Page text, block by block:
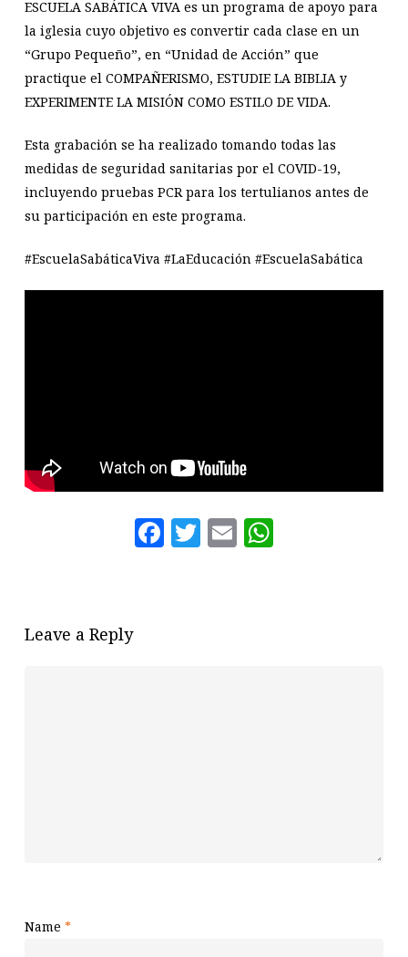
ESCUELA SABÁTICA VIVA es un programa de apoyo para
la iglesia cuyo objetivo es convertir cada clase en un
“Grupo Pequeño”, en “Unidad de Acción” que
practique el COMPAÑERISMO, ESTUDIE LA BIBLIA y
EXPERIMENTE LA MISIÓN COMO ESTILO DE VIDA.
Esta grabación se ha realizado tomando todas las
medidas de seguridad sanitarias por el COVID-19,
incluyendo pruebas PCR para los tertulianos antes de
su participación en este programa.
#EscuelaSabáticaViva #LaEducación #EscuelaSabática
Facebook
Twitter
Email
Leave a Reply
Name *